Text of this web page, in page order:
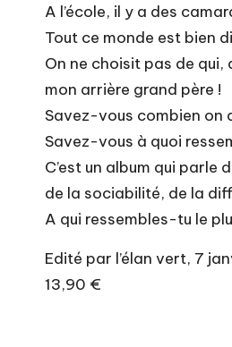
A l’école, il y a des
Tout ce monde est bien
On ne choisit pas de qui,
mon arrière grand père !
Savez-vous combien on
Savez-vous à quoi
C’est un album qui parle
de la sociabilité, de la
A qui ressembles-tu le
Edité par l’élan vert, 7
13,90 €